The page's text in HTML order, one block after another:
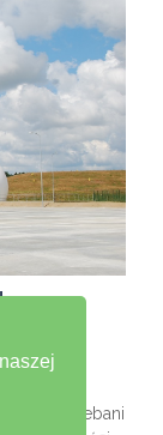
w Trzebani